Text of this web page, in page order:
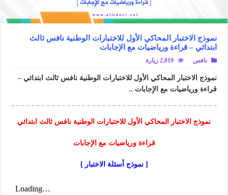
نموذج الاختبار المحاكي الأول للاختبارات الوطنية نافس ثالث
ابتدائي – قراءة ورياضيات مع الإجابات
نافس 2,019 زيارة
نموذج الاختبار المحاكي الأول للاختبارات الوطنية نافس ثالث ابتدائي –
قراءة ورياضيات مع الإجابات ..
نموذج الاختبار المحاكي الأول للاختبارات الوطنية نافس ثالث ابتدائي
قراءة ورياضيات مع الإجابات
[ نموذج أسئلة الاختبار ]